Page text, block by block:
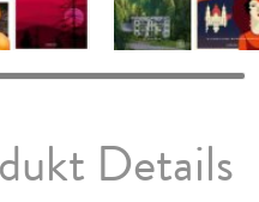
Details